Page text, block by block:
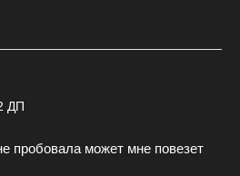
ДП
пробовала может мне повезет